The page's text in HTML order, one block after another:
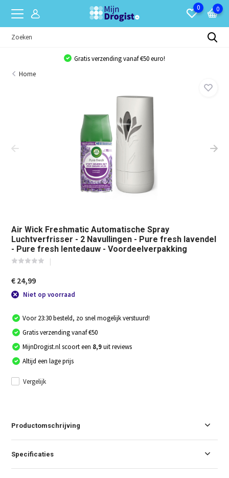
0 0
Gratis verzending vanaf €50 euro!
Home
Air Wick Freshmatic Automatische Spray
Luchtverfrisser - 2 Navullingen - Pure fresh lavendel
- Pure fresh lentedauw - Voordeelverpakking
€ 24,99
Niet op voorraad
Voor 23:30 besteld, zo snel mogelijk verstuurd!
Gratis verzending vanaf €50
MijnDrogist.nl scoort een 8,9uit reviews
Altijd een lage prijs
Vergelijk
Productomschrijving
Specificaties